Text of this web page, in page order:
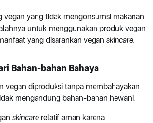
vegan yang tidak mengonsumsi makanan
untuk menggunakan produk vegan
yang disarankan vegan skincare:
Bahan-bahan Bahaya
vegan diproduksi tanpa membahayakan
mengandung bahan-bahan hewani.
skincare relatif aman karena